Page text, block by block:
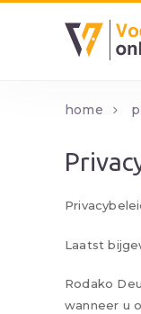
home
Laatst
Rodako
wanneer u